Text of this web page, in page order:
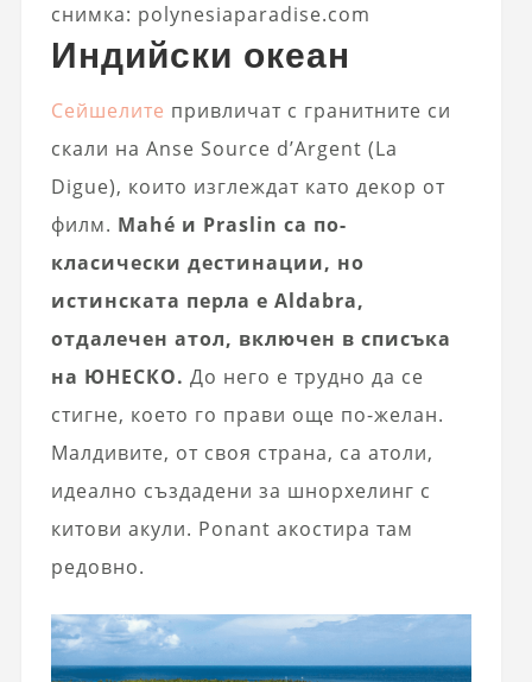
снимка: polynesiaparadise.com
Индийски океан
Сейшелите привличат с гранитните си
скали на Anse Source d’Argent (La
Digue), които изглеждат като декор от
филм. Mahé и Praslin са по-
класически дестинации, но
истинската перла е Aldabra,
отдалечен атол, включен в списъка
на ЮНЕСКО. До него е трудно да се
стигне, което го прави още по-желан.
Малдивите, от своя страна, са атоли,
идеално създадени за шнорхелинг с
китови акули. Ponant акостира там
редовно.